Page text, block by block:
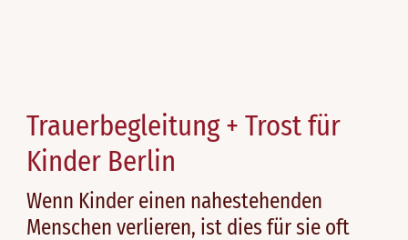
Trauerbegleitung + Trost für
Kinder Berlin
Wenn Kinder einen nahestehenden
Menschen verlieren, ist dies für sie oft